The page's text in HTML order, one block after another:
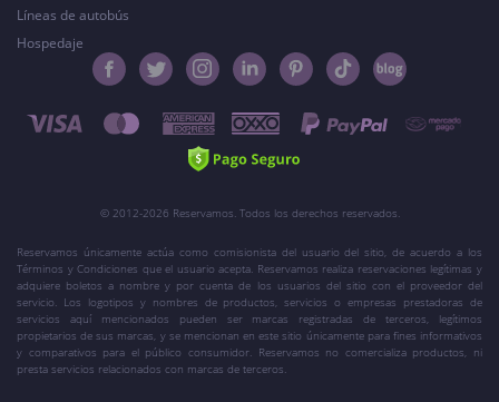
Líneas de autobús
Hospedaje
© 2012-2026 Reservamos. Todos los derechos reservados.
Reservamos únicamente actúa como comisionista del usuario del sitio, de acuerdo a los
Términos y Condiciones que el usuario acepta. Reservamos realiza reservaciones legítimas y
adquiere boletos a nombre y por cuenta de los usuarios del sitio con el proveedor del
servicio. Los logotipos y nombres de productos, servicios o empresas prestadoras de
servicios aquí mencionados pueden ser marcas registradas de terceros, legítimos
propietarios de sus marcas, y se mencionan en este sitio únicamente para fines informativos
y comparativos para el público consumidor. Reservamos no comercializa productos, ni
presta servicios relacionados con marcas de terceros.